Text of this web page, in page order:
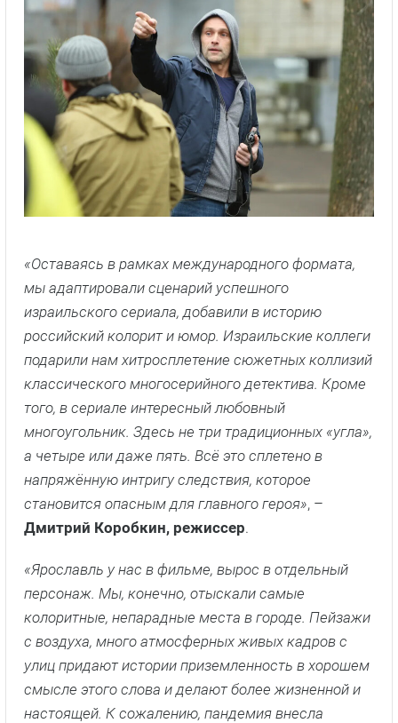
«Оставаясь в рамках международного формата,
мы адаптировали сценарий успешного
израильского сериала, добавили в историю
российский колорит и юмор. Израильские коллеги
подарили нам хитросплетение сюжетных коллизий
классического многосерийного детектива. Кроме
того, в сериале интересный любовный
многоугольник. Здесь не три традиционных «угла»,
а четыре или даже пять. Всё это сплетено в
напряжённую интригу следствия, которое
становится опасным для главного героя», –
Дмитрий Коробкин, режиссер.
«Ярославль у нас в фильме, вырос в отдельный
персонаж. Мы, конечно, отыскали самые
колоритные, непарадные места в городе. Пейзажи
с воздуха, много атмосферных живых кадров с
улиц придают истории приземленность в хорошем
смысле этого слова и делают более жизненной и
настоящей. К сожалению, пандемия внесла